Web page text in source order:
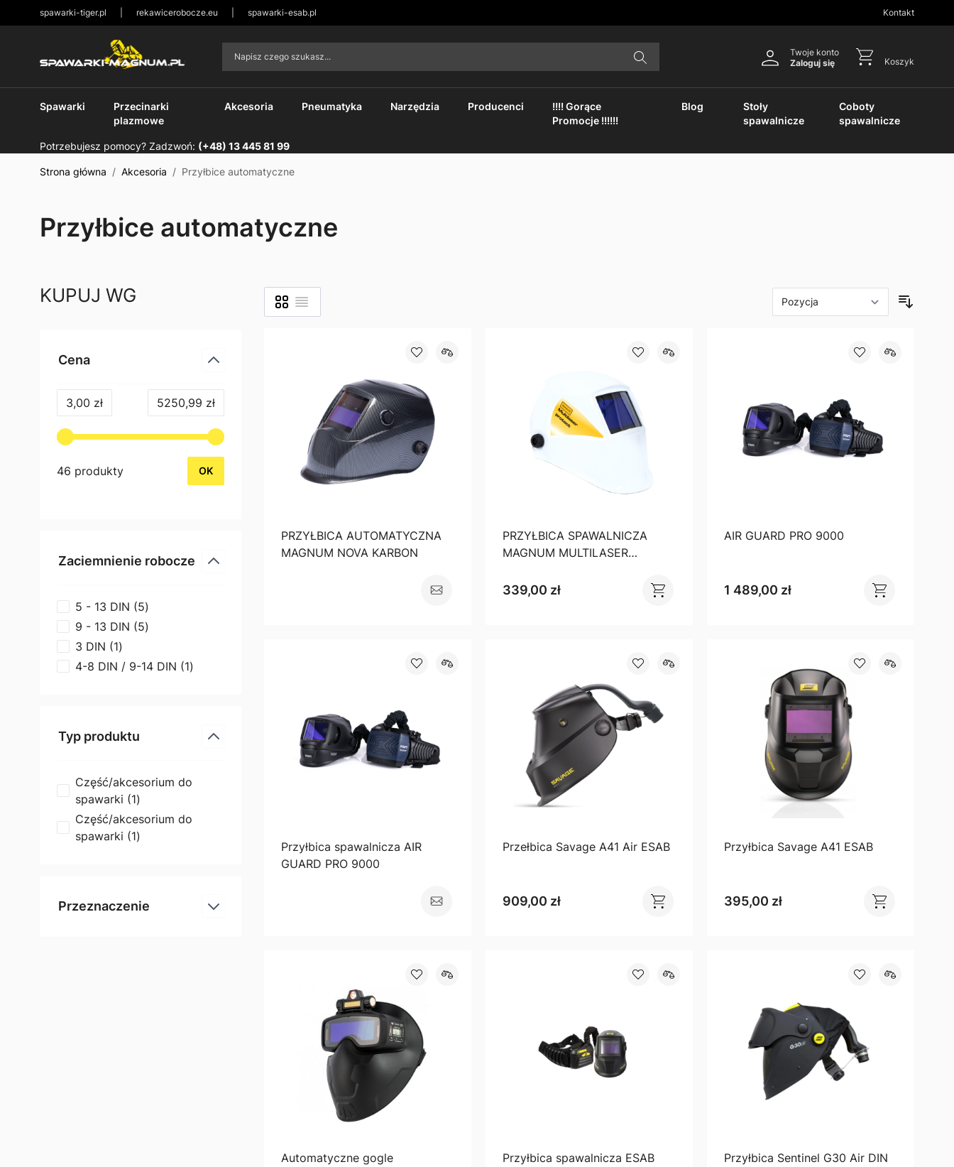
spawarki-tiger.pl rekawicerobocze.eu spawarki-esab.pl Kontakt
Napisz czego szukasz...
Twoje konto
Zaloguj się
Koszyk
Spawarki
Przecinarki
plazmowe
Akcesoria Pneumatyka Narzędzia Producenci
!!!! Gorące
Promocje !!!!!!
Blog
Stoły
spawalnicze
Coboty
spawalnicze
Potrzebujesz pomocy? Zadzwoń: (+48) 13 445 81 99
Strona główna / Akcesoria / Przyłbice automatyczne
Przyłbice automatyczne
KUPUJ WG
Cena
3,00 zł 5250,99 zł
46 produkty OK
Zaciemnienie robocze
5 - 13 DIN (5products available
)
9 - 13 DIN (5products available
)
3 DIN (1products available
)
4-8 DIN / 9-14 DIN (1products available
)
Typ produktu
Część/akcesorium do
spawarki (1products available
)
Część/akcesorium do
spawarki (1products available
)
Przeznaczenie
Zobacz jako
SiatkaLista
PRZYŁBICA AUTOMATYCZNA
MAGNUM NOVA KARBON
PRZYŁBICA SPAWALNICZA
MAGNUM MULTILASER
800nm~2000nm, D, LB4
339,00 zł
AIR GUARD PRO 9000
1 489,00 zł
Przyłbica spawalnicza AIR
GUARD PRO 9000
Przełbica Savage A41 Air ESAB
909,00 zł
Przyłbica Savage A41 ESAB
395,00 zł
Automatyczne gogle
Przyłbica spawalnicza ESAB
Przyłbica Sentinel G30 Air DIN